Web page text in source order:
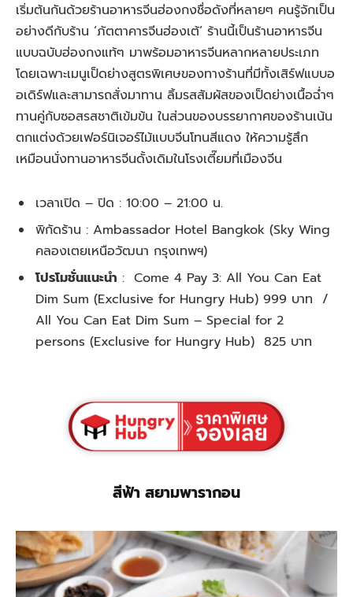
เริ่มต้นกันด้วยร้านอาหารจีนฮ่องกงชื่อดังที่หลายๆ คนรู้จักเป็น
อย่างดีกับร้าน ‘ภัตตาคารจีนฮ่องเต้’ ร้านนี้เป็นร้านอาหารจีน
แบบฉบับฮ่องกงแท้ๆ มาพร้อมอาหารจีนหลากหลายประเภท
โดยเฉพาะเมนูเป็ดย่างสูตรพิเศษของทางร้านที่มีทั้งเสิร์ฟแบบอ
อเดิร์ฟและสามารถสั่งมาทาน ลิ้มรสสัมผัสของเป็ดย่างเนื้อฉ่ำๆ
ทานคู่กับซอสรสชาติเข้มข้น ในส่วนของบรรยากาศของร้านเน้น
ตกแต่งด้วยเฟอร์นิเจอร์ไม้แบบจีนโทนสีแดง ให้ความรู้สึก
เหมือนนั่งทานอาหารจีนดั้งเดิมในโรงเตี๊ยมที่เมืองจีน
เวลาเปิด – ปิด : 10:00 – 21:00 น.
พิกัดร้าน : Ambassador Hotel Bangkok (Sky Wing
คลองเตยเหนือวัฒนา กรุงเทพฯ)
โปรโมชั่นแนะนำ : Come 4 Pay 3: All You Can Eat
Dim Sum (Exclusive for Hungry Hub) 999 บาท /
All You Can Eat Dim Sum – Special for 2
persons (Exclusive for Hungry Hub) 825 บาท
สีฟ้า สยามพารากอน